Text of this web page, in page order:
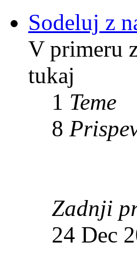
Sodeluj z
V primeru
tukaj
1 Teme
8
Zadnji
24 Dec